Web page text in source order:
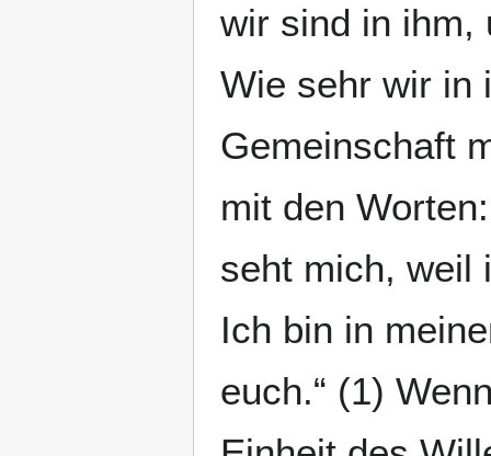
wir sind in ihm,
Wie sehr wir in
Gemeinschaft
mit den
seht mich, weil
Ich bin in
euch.“ (1)